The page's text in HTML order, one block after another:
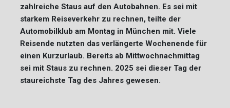
zahlreiche Staus auf den Autobahnen. Es sei mit
starkem Reiseverkehr zu rechnen, teilte der
Automobilklub am Montag in München mit. Viele
Reisende nutzten das verlängerte Wochenende für
einen Kurzurlaub. Bereits ab Mittwochnachmittag
sei mit Staus zu rechnen. 2025 sei dieser Tag der
staureichste Tag des Jahres gewesen.